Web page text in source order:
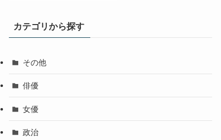
カテゴリから探す
その他
俳優
女優
政治